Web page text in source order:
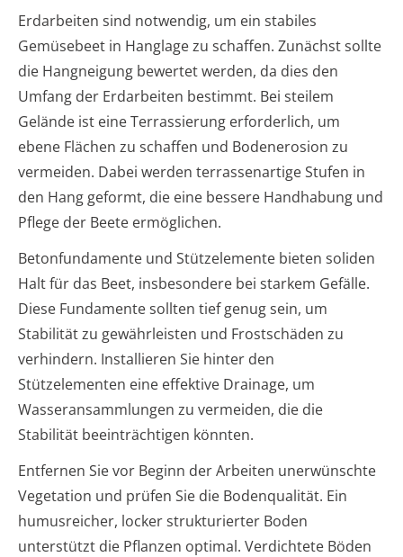
Erdarbeiten sind notwendig, um ein stabiles
Gemüsebeet in Hanglage zu schaffen. Zunächst sollte
die Hangneigung bewertet werden, da dies den
Umfang der Erdarbeiten bestimmt. Bei steilem
Gelände ist eine Terrassierung erforderlich, um
ebene Flächen zu schaffen und Bodenerosion zu
vermeiden. Dabei werden terrassenartige Stufen in
den Hang geformt, die eine bessere Handhabung und
Pflege der Beete ermöglichen.
Betonfundamente und Stützelemente bieten soliden
Halt für das Beet, insbesondere bei starkem Gefälle.
Diese Fundamente sollten tief genug sein, um
Stabilität zu gewährleisten und Frostschäden zu
verhindern. Installieren Sie hinter den
Stützelementen eine effektive Drainage, um
Wasseransammlungen zu vermeiden, die die
Stabilität beeinträchtigen könnten.
Entfernen Sie vor Beginn der Arbeiten unerwünschte
Vegetation und prüfen Sie die Bodenqualität. Ein
humusreicher, locker strukturierter Boden
unterstützt die Pflanzen optimal. Verdichtete Böden